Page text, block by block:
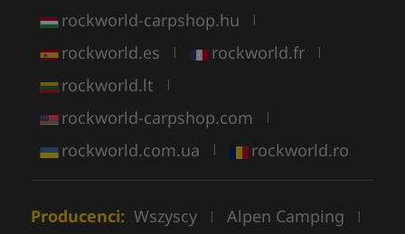
rockworld-carpshop.hu |
rockworld.es | rockworld.fr |
rockworld.lt |
rockworld-carpshop.com |
rockworld.com.ua | rockworld.ro
Producenci: Wszyscy | Alpen Camping |